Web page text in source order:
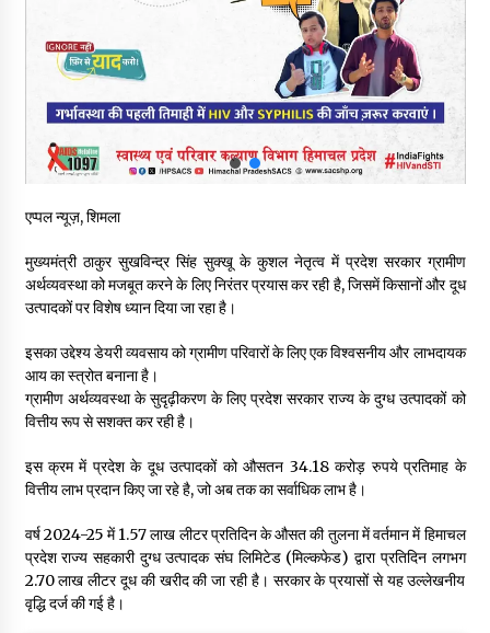
रूपी भावा वन्यजीव अभयारण्य में फिर दिखा जंगलों का ‘खामोश पहरेदार’, दुर्लभ
भ्रष्टाचार से अर्जित संपत्ति जब्त कर गरीबों में बांटेगी हिमाचल सरकार -CM
06/08/2026
06/08/2026
06/08/2026
नेता प्रतिपक्ष जयराम के आरोप निराधार, सबूत हैं तो सार्वजनिक करें: नरेश
06/08/2026
एप्पल न्यूज़, शिमला
मुख्यमंत्री ठाकुर सुखविन्द्र सिंह सुक्खू के कुशल नेतृत्व में प्रदेश सरकार ग्रामीण
अर्थव्यवस्था को मजबूत करने के लिए निरंतर प्रयास कर रही है, जिसमें किसानों और दूध
उत्पादकों पर विशेष ध्यान दिया जा रहा है।
इसका उद्देश्य डेयरी व्यवसाय को ग्रामीण परिवारों के लिए एक विश्वसनीय और लाभदायक
आय का स्त्रोत बनाना है।
ग्रामीण अर्थव्यवस्था के सुदृढ़ीकरण के लिए प्रदेश सरकार राज्य के दुग्ध उत्पादकों को
वित्तीय रूप से सशक्त कर रही है।
इस क्रम में प्रदेश के दूध उत्पादकों को औसतन 34.18 करोड़ रुपये प्रतिमाह के
वित्तीय लाभ प्रदान किए जा रहे है, जो अब तक का सर्वाधिक लाभ है।
वर्ष 2024-25 में 1.57 लाख लीटर प्रतिदिन के औसत की तुलना में वर्तमान में हिमाचल
प्रदेश राज्य सहकारी दुग्ध उत्पादक संघ लिमिटेड (मिल्कफेड) द्वारा प्रतिदिन लगभग
2.70 लाख लीटर दूध की खरीद की जा रही है। सरकार के प्रयासों से यह उल्लेखनीय
वृद्धि दर्ज की गई है।